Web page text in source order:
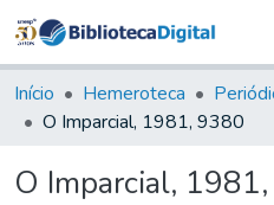
&
Tudo
Início Hemeroteca
O Imparcial, 1981, 9380
O Imparcial,